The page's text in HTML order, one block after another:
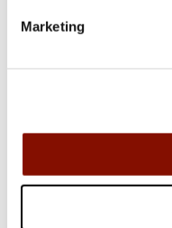
Marketing